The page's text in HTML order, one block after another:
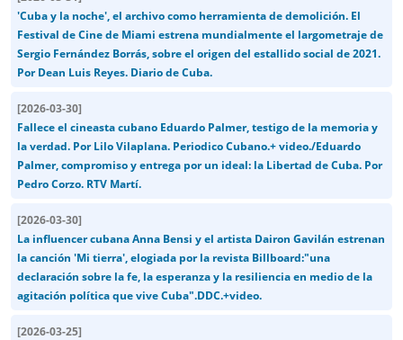
'Cuba y la noche', el archivo como herramienta de demolición. El
Festival de Cine de Miami estrena mundialmente el largometraje de
Sergio Fernández Borrás, sobre el origen del estallido social de 2021.
Por Dean Luis Reyes. Diario de Cuba.
[2026-03-30]
Fallece el cineasta cubano Eduardo Palmer, testigo de la memoria y
la verdad. Por Lilo Vilaplana. Periodico Cubano.+ video./Eduardo
Palmer, compromiso y entrega por un ideal: la Libertad de Cuba. Por
Pedro Corzo. RTV Martí.
[2026-03-30]
La influencer cubana Anna Bensi y el artista Dairon Gavilán estrenan
la canción 'Mi tierra', elogiada por la revista Billboard:"una
declaración sobre la fe, la esperanza y la resiliencia en medio de la
agitación política que vive Cuba".DDC.+video.
[2026-03-25]